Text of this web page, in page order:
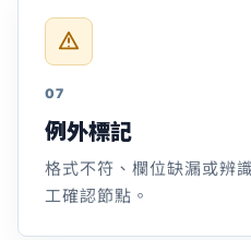
07
例外標記
格式不符、欄位缺漏或辨
工確認節點。